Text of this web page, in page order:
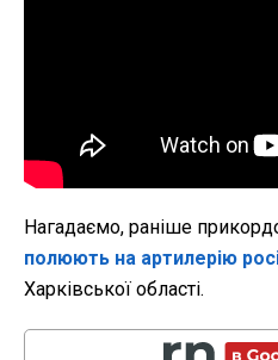
Нагадаємо, раніше
полюють на артилерію
Харківської області.